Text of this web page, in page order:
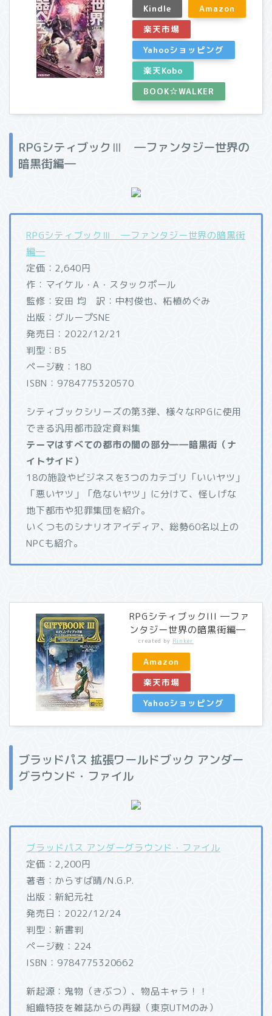
Kindle
Amazon
楽天市場
Yahooショッピング
楽天Kobo
BOOK☆WALKER
RPGシティブックⅢ ―ファンタジー世界の
暗黒街編―
RPGシティブックⅢ ―ファンタジー世界の暗黒街
編―
定価：2,640円
作：マイケル・A・スタックポール
監修：安田 均 訳：中村俊也、柘植めぐみ
出版：グループSNE
発売日：2022/12/21
判型：B5
ページ数：180
ISBN：9784775320570
シティブックシリーズの第3弾、様々なRPGに使用
できる汎用都市設定資料集
テーマはすべての都市の闇の部分――暗黒街（ナ
イトサイド）
18の施設やビジネスを3つのカテゴリ「いいヤツ」
「悪いヤツ」「危ないヤツ」に分けて、怪しげな
地下都市や犯罪集団を紹介。
いくつものシナリオアイディア、総勢60名以上の
NPCも紹介。
RPGシティブックIII ―ファ
ンタジー世界の暗黒街編―
created by Rinker
Amazon
楽天市場
Yahooショッピング
ブラッドパス 拡張ワールドブック アンダー
グラウンド・ファイル
ブラッドパス アンダーグラウンド・ファイル
定価：2,200円
著者：からすば晴/N.G.P.
出版：新紀元社
発売日：2022/12/24
判型：新書判
ページ数：224
ISBN：9784775320662
新起源：鬼物（きぶつ）、物品キャラ！！
組織特技を雑誌からの再録（東京UTMのみ）